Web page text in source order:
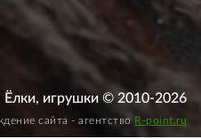
игрушки © 2010-2026
сайта - агентство R-point.ru